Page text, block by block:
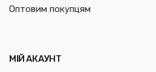
Оптовим покупцям
МІЙ АКАУНТ